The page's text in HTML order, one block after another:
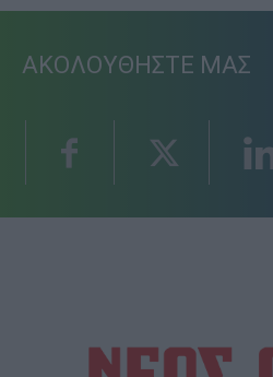
ΑΚΟΛΟΥΘΗΣΤΕ ΜΑΣ